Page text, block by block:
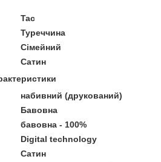
Tac
Туреччина
Сімейний
Сатин
набивний (друкований)
Бавовна
бавовна - 100%
Digital technology
Сатин